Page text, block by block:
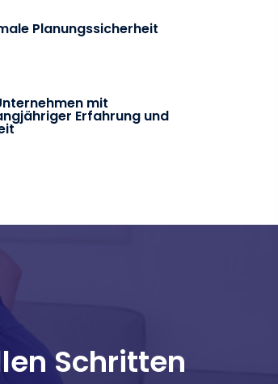
Planungssicherheit
mit
Erfahrung und
Schritten